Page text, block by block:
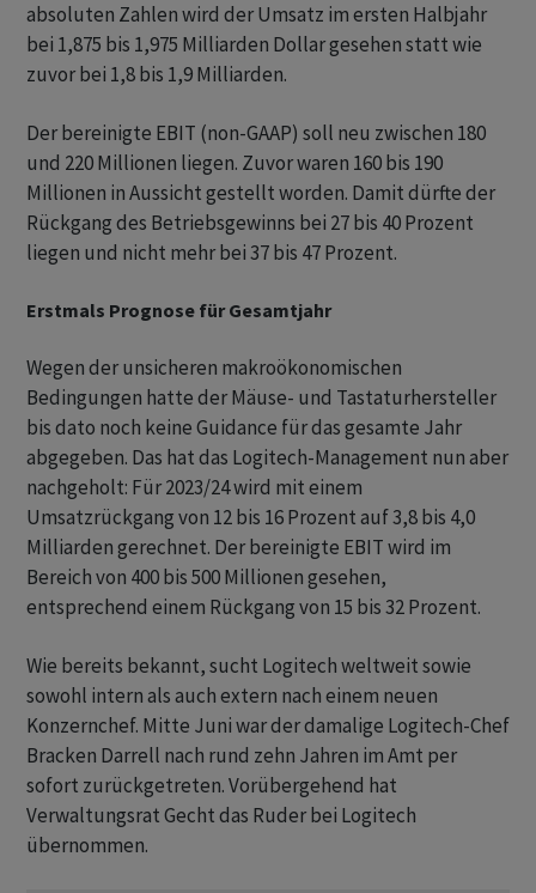
absoluten Zahlen wird der Umsatz im ersten Halbjahr
bei 1,875 bis 1,975 Milliarden Dollar gesehen statt wie
zuvor bei 1,8 bis 1,9 Milliarden.
Der bereinigte EBIT (non-GAAP) soll neu zwischen 180
und 220 Millionen liegen. Zuvor waren 160 bis 190
Millionen in Aussicht gestellt worden. Damit dürfte der
Rückgang des Betriebsgewinns bei 27 bis 40 Prozent
liegen und nicht mehr bei 37 bis 47 Prozent.
Erstmals Prognose für Gesamtjahr
Wegen der unsicheren makroökonomischen
Bedingungen hatte der Mäuse- und Tastaturhersteller
bis dato noch keine Guidance für das gesamte Jahr
abgegeben. Das hat das Logitech-Management nun aber
nachgeholt: Für 2023/24 wird mit einem
Umsatzrückgang von 12 bis 16 Prozent auf 3,8 bis 4,0
Milliarden gerechnet. Der bereinigte EBIT wird im
Bereich von 400 bis 500 Millionen gesehen,
entsprechend einem Rückgang von 15 bis 32 Prozent.
Wie bereits bekannt, sucht Logitech weltweit sowie
sowohl intern als auch extern nach einem neuen
Konzernchef. Mitte Juni war der damalige Logitech-Chef
Bracken Darrell nach rund zehn Jahren im Amt per
sofort zurückgetreten. Vorübergehend hat
Verwaltungsrat Gecht das Ruder bei Logitech
übernommen.